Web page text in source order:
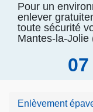
Pour un
enlever
toute sécurité
Mantes-la-Jolie
Enlèvement